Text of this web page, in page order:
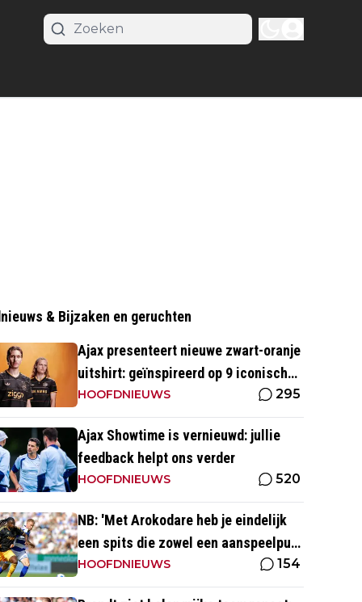
& Bijzaken en geruchten
Ajax presenteert nieuwe zwart-oranje
uitshirt: geïnspireerd op 9 iconische
momenten uit clubhistorie
HOOFDNIEUWS 295
Ajax Showtime is vernieuwd: jullie
feedback helpt ons verder
HOOFDNIEUWS 520
NB: 'Met Arokodare heb je eindelijk
een spits die zowel een aanspeelpunt
is als diepte heeft'
HOOFDNIEUWS 154